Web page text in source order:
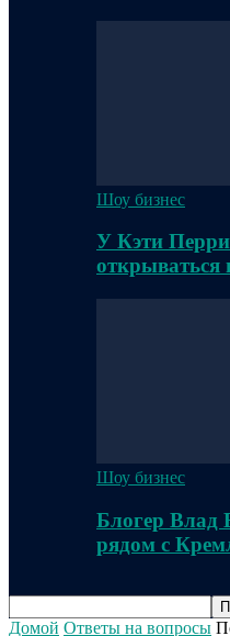
Шоу бизнес
У Кэти Перри
открываться
Шоу бизнес
Блогер Влад
рядом с
Домой Ответы на вопросы